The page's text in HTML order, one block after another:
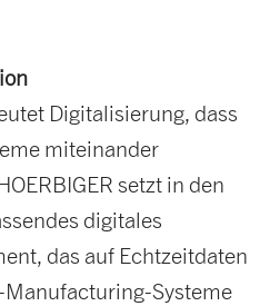
Digitalisierung, dass
miteinander
setzt in den
digitales
das auf Echtzeitdaten
Manufacturing-Systeme